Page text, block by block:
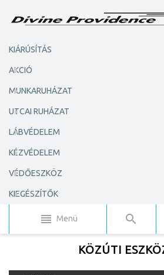
KIÁRÚSÍTÁS
AKCIÓ
MUNKARUHÁZAT
UTCAI RUHÁZAT
LÁBVÉDELEM
KÉZVÉDELEM
VÉDŐESZKÖZ
KIEGÉSZÍTŐK
Menü
KÖZÚTI